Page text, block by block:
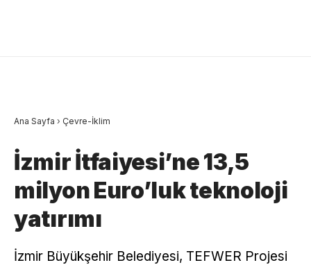
Ana Sayfa › Çevre-İklim
İzmir İtfaiyesi’ne 13,5
milyon Euro’luk teknoloji
yatırımı
İzmir Büyükşehir Belediyesi, TEFWER Projesi